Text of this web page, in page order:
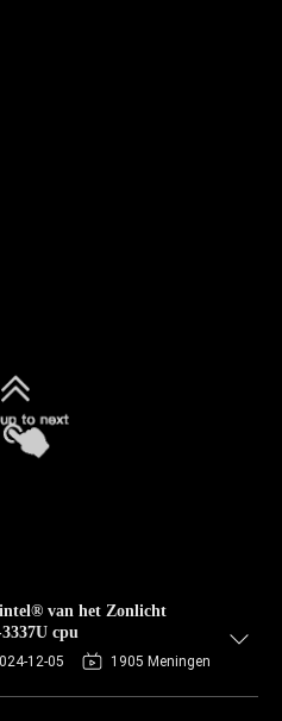
van het Zonlicht
cpu
12-05 1905 Meningen